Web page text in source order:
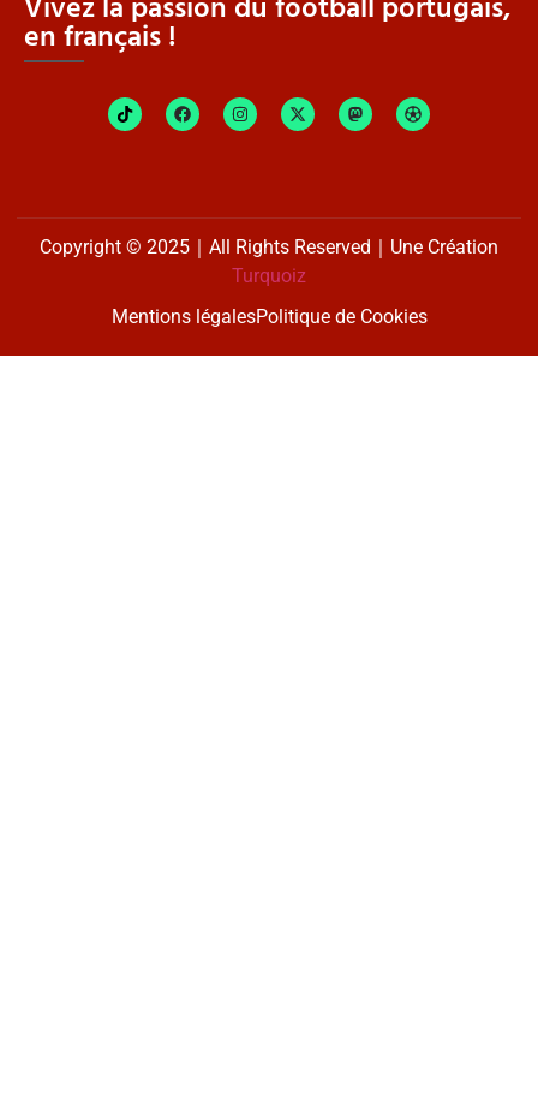
en français !
Copyright © 2025｜All Rights Reserved｜Une Création
Turquoiz
Mentions légalesPolitique de Cookies